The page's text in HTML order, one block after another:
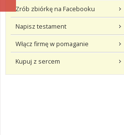
Zrób zbiórkę na Facebooku
Napisz testament
Włącz firmę w pomaganie
Kupuj z sercem